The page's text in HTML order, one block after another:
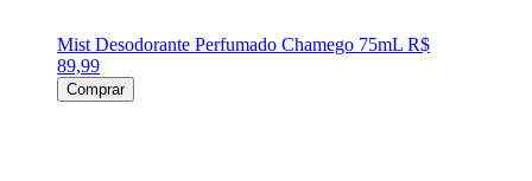
Mist Desodorante Perfumado Chamego 75mL R$
89,99
Comprar